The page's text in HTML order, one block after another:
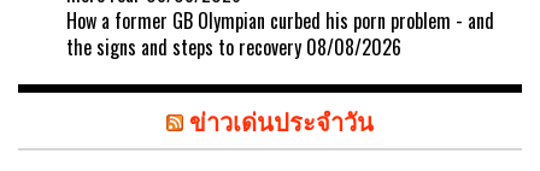
How a former GB Olympian curbed his porn problem - and
the signs and steps to recovery 08/08/2026
ข่าวเด่นประจำวัน